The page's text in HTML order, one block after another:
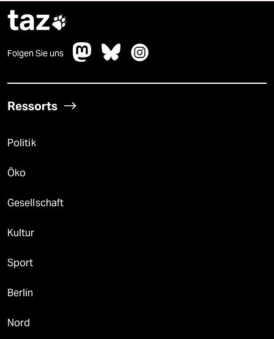
taz
Folgen Sie uns
Ressorts
Politik
Öko
Gesellschaft
Kultur
Sport
Berlin
Nord